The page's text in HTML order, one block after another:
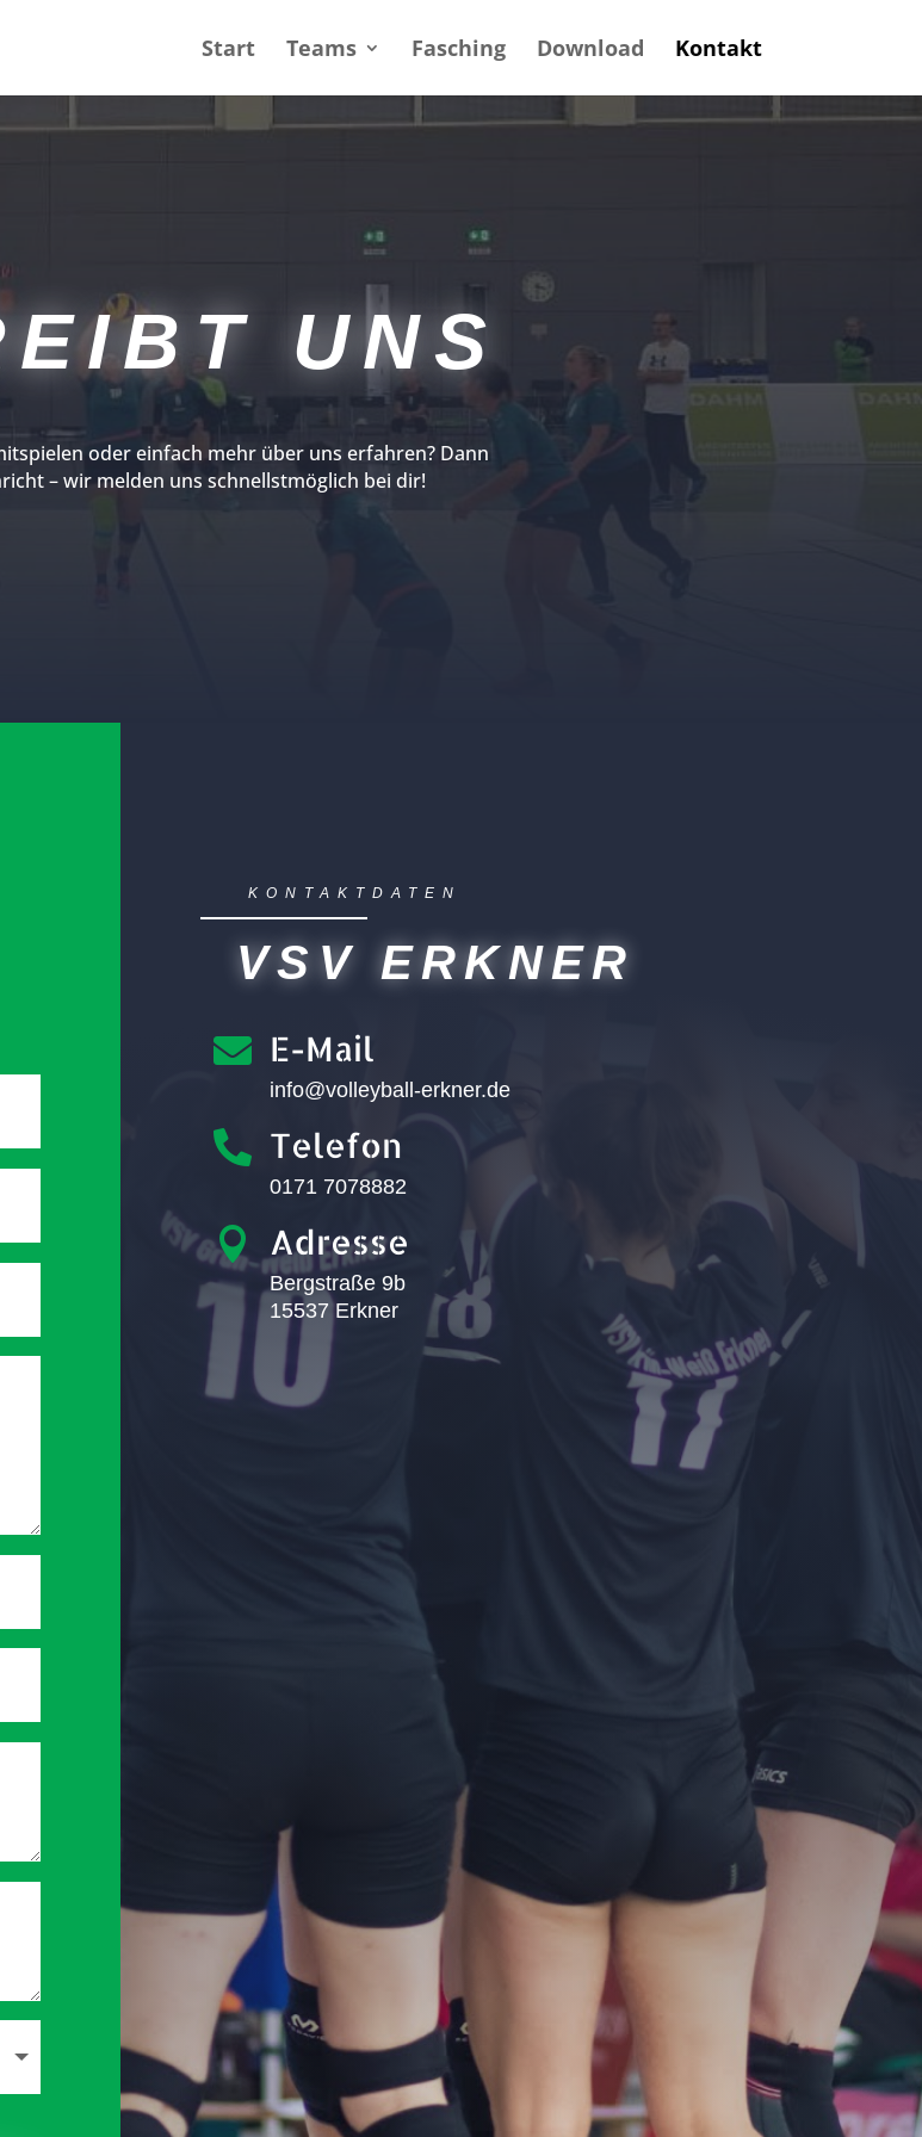
Start Teams Fasching Download Kontakt
UNS
oder einfach mehr über uns erfahren? Dann
– wir melden uns schnellstmöglich bei dir!
KONTAKTDATEN
VSV ERKNER
 E-Mail
info@volleyball-erkner.de
 Telefon
0171 7078882
 Adresse
Bergstraße 9b
15537 Erkner